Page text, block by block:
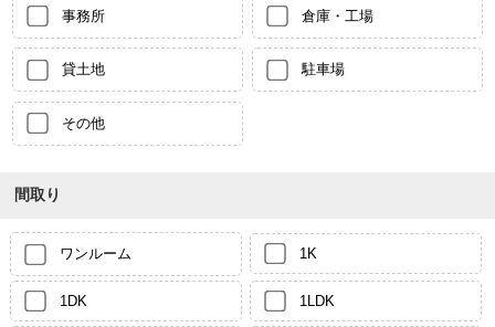
事務所 倉庫・工場
貸土地 駐車場
その他
間取り
ワンルーム 1K
1DK 1LDK